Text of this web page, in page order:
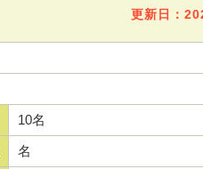
更新日：
10名
名